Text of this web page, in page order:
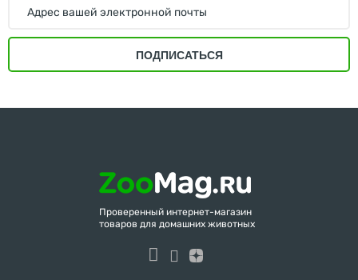
ПОДПИСАТЬСЯ
Проверенный интернет-магазин
товаров для домашних животных